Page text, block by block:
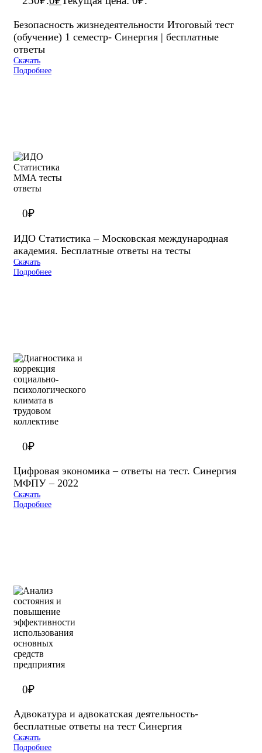
Безопасность жизнедеятельности Итоговый тест
(обучение) 1 семестр- Синергия | бесплатные
ответы
Скачать
Подробнее
0₽
ИДО Статистика – Московская международная
академия. Бесплатные ответы на тесты
Скачать
Подробнее
0₽
Цифровая экономика – ответы на тест. Синергия
МФПУ – 2022
Скачать
Подробнее
0₽
Адвокатура и адвокатская деятельность-
бесплатные ответы на тест Синергия
Скачать
Подробнее